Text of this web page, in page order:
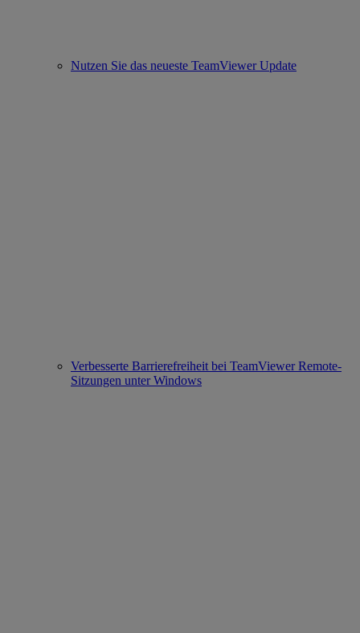
Nutzen Sie das neueste TeamViewer Update
Verbesserte Barrierefreiheit bei TeamViewer Remote-
Sitzungen unter Windows